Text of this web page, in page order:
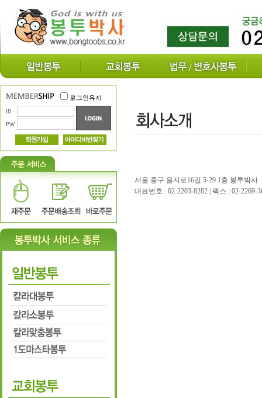
로그인유지
서울 중구 을지로16길 5-29 1층 봉투박사
대표번호 : 02-2203-8282 | 팩스 : 02-2269-